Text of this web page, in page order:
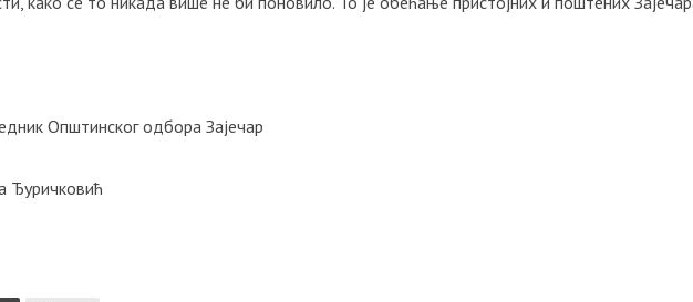
Општинског одбора Зајечар
Ђуричковић